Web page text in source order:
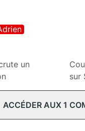
un
sur
ACCÉDER AUX 1